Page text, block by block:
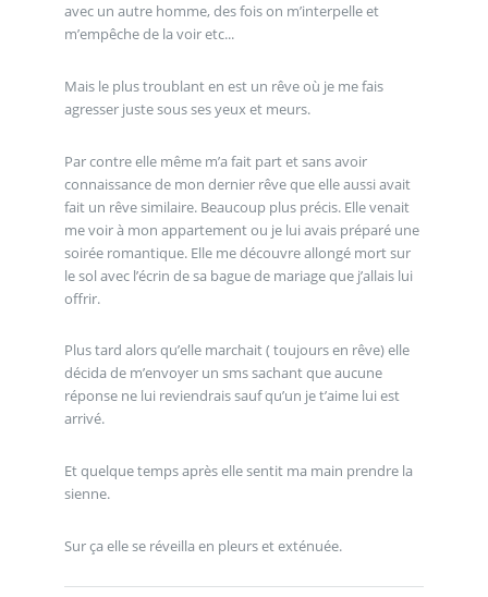
avec un autre homme, des fois on m’interpelle et
m’empêche de la voir etc...
Mais le plus troublant en est un rêve où je me fais
agresser juste sous ses yeux et meurs.
Par contre elle même m’a fait part et sans avoir
connaissance de mon dernier rêve que elle aussi avait
fait un rêve similaire. Beaucoup plus précis. Elle venait
me voir à mon appartement ou je lui avais préparé une
soirée romantique. Elle me découvre allongé mort sur
le sol avec l’écrin de sa bague de mariage que j’allais lui
offrir.
Plus tard alors qu’elle marchait ( toujours en rêve) elle
décida de m’envoyer un sms sachant que aucune
réponse ne lui reviendrais sauf qu’un je t’aime lui est
arrivé.
Et quelque temps après elle sentit ma main prendre la
sienne.
Sur ça elle se réveilla en pleurs et exténuée.